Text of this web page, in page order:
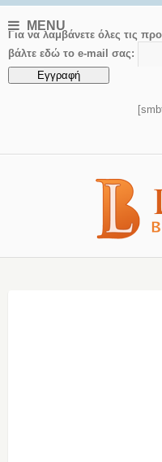
MENU
Για να λαμβάνετε όλες τις
βάλτε εδώ το e-mail σας: